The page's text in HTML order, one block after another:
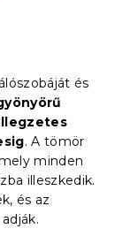
és
. A tömör
minden
illeszkedik.
és az